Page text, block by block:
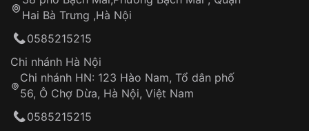
Hotline: 0585 215 215
Từ khóa SEO:
Tự ý sửa chữa
thống VNLUX
Đảm bảo quyền lợi khách hàng
Hai Bà Trưng ,Hà Nội
0585215215
Chi nhánh Hà Nội
Chi nhánh HN: 123 Hào Nam, Tổ dân phố
56, Ô Chợ Dừa, Hà Nội, Việt Nam
0585215215